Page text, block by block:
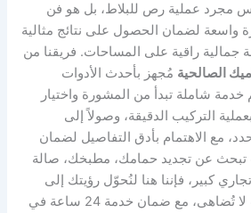
مجرد عملية رص للبلاط، بل هو فن
واسعة لضمان الحصول على نتائج مثالية
جمالية راقية على المساحات. فريقنا من
الصالحية مُجهز بأحدث الأدوات
خدمة شاملة تبدأ من المشورة واختيار
التركيب الدقيقة، وصولاً إلى
مع الاهتمام بأدق التفاصيل لضمان
تبحث عن تجديد حمامك، مطبخك، صالة
كبير، فإننا هنا لنُحوّل رؤيتك إلى
واقع ملموس بتشطيبات لا تُضاهى، مع ضمان خدمة 24 ساعة في